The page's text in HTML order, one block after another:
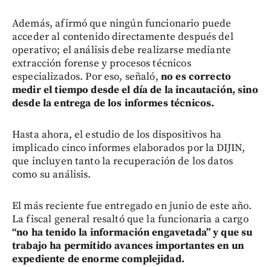
Además, afirmó que ningún funcionario puede
acceder al contenido directamente después del
operativo; el análisis debe realizarse mediante
extracción forense y procesos técnicos
especializados. Por eso, señaló, no es correcto
medir el tiempo desde el día de la incautación, sino
desde la entrega de los informes técnicos.
Hasta ahora, el estudio de los dispositivos ha
implicado cinco informes elaborados por la DIJIN,
que incluyen tanto la recuperación de los datos
como su análisis.
El más reciente fue entregado en junio de este año.
La fiscal general resaltó que la funcionaria a cargo
“no ha tenido la información engavetada” y que su
trabajo ha permitido avances importantes en un
expediente de enorme complejidad.